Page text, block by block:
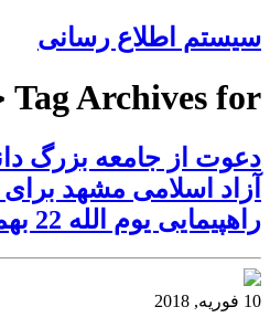
سیستم اطلاع رسانی
Tag Archives for جامعه 22
دعوت از جامعه بزرگ
آزاد اسلامی مشهد
راهپیمایی یوم الله 22 بهمن
10 فوریه, 2018